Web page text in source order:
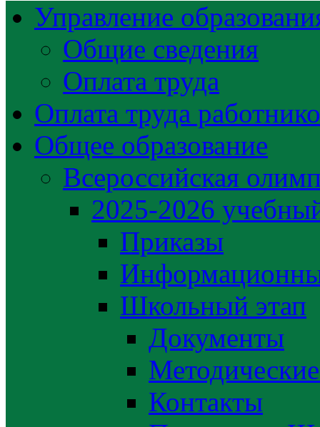
Управление
Общие сведения
Оплата труда
Оплата труда
Общее образование
Всероссийская
2025-2026
Приказы
Школьный этап
Документы
Контакты